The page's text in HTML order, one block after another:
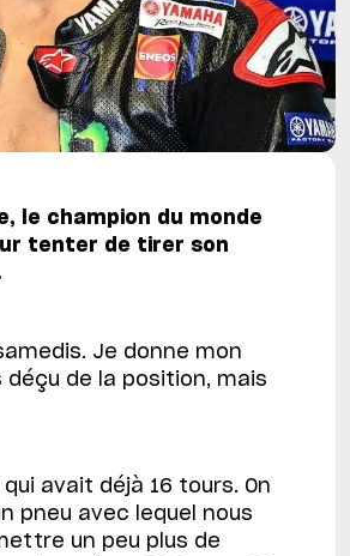
le champion du monde
tenter de tirer son
Je donne mon
déçu de la position, mais
avait déjà 16 tours. On
pneu avec lequel nous
un peu plus de